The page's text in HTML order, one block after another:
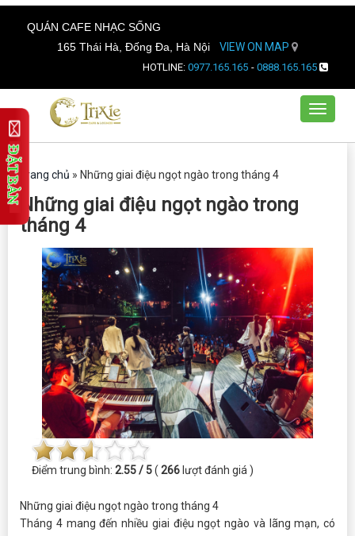
QUÁN CAFE NHẠC SỐNG
165 Thái Hà, Đống Đa, Hà Nội
VIEW ON MAP
HOTLINE: 0977.165.165 - 0888.165.165
Toggle
Trang chủ » Những giai điệu ngọt ngào trong tháng 4
Những giai điệu ngọt ngào trong
tháng 4
Điểm trung bình: 2.55 / 5( 266 lượt đánh giá )
Những giai điệu ngọt ngào trong tháng 4
Tháng 4 mang đến nhiều giai điệu ngọt ngào và lãng mạn, có